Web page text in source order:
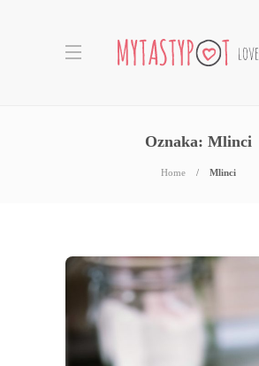
Oznaka: Mlinci
Home Mlinci